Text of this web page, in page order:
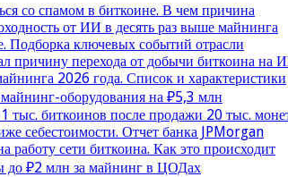
со спамом в биткоине. В чем причина
от ИИ в десять раз выше майнинга
Подборка ключевых событий отрасли
перехода от добычи биткоина на
2026 года. Список и характеристики
оборудования на ₽5,3 млн
биткоинов после продажи 20 тыс.
себестоимости. Отчет банка JPMorgan
работу сети биткоина. Как это происходит
до ₽2 млн за майнинг в ЦОДах